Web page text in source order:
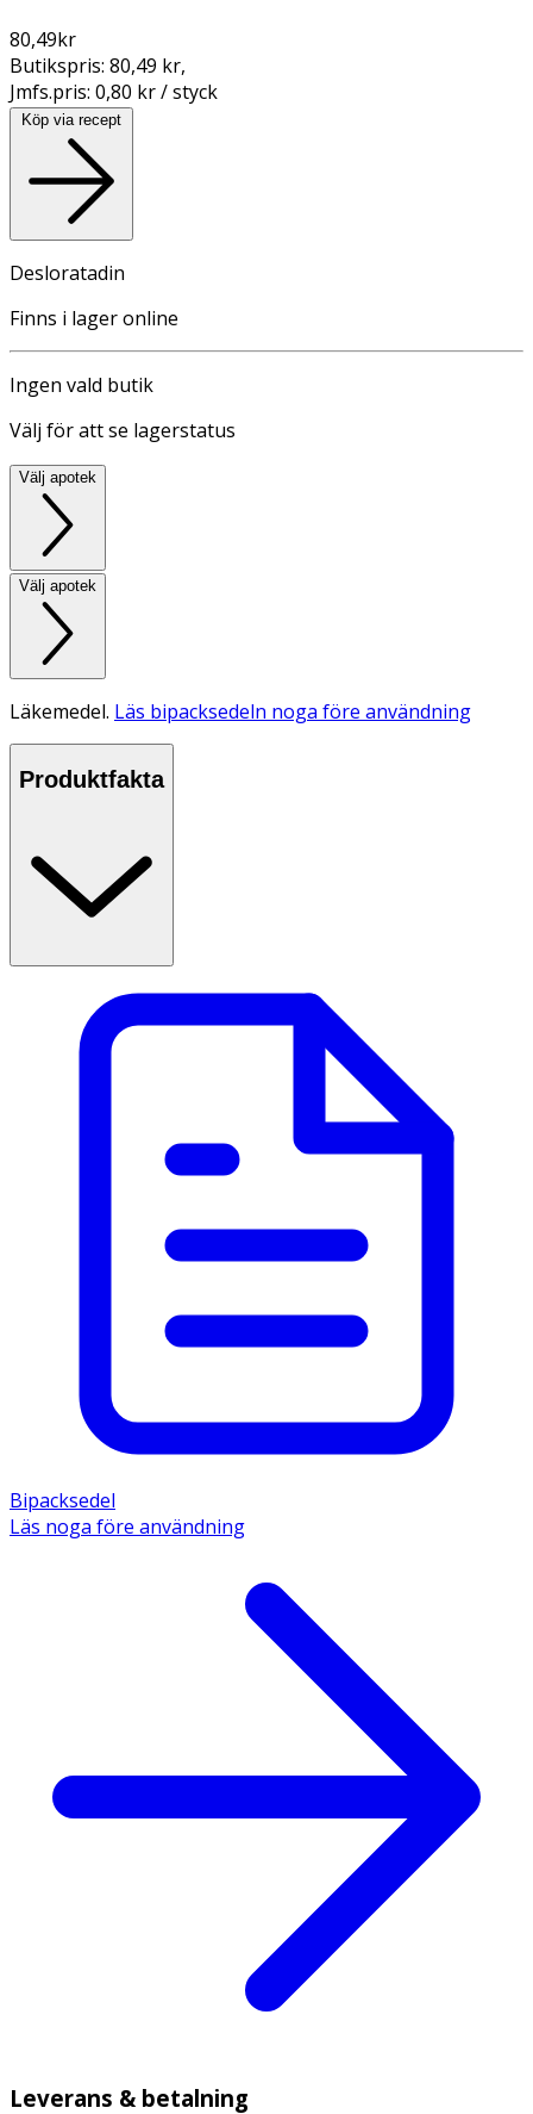
80,49kr
Butikspris: 80,49 kr,
Jmfs.pris: 0,80 kr / styck
Köp via recept
Desloratadin
Finns i lager online
Ingen vald butik
Välj för att se lagerstatus
Välj apotek
Välj apotek
Läkemedel. Läs bipacksedeln noga före användning
Produktfakta
Bipacksedel
Läs noga före användning
Leverans & betalning